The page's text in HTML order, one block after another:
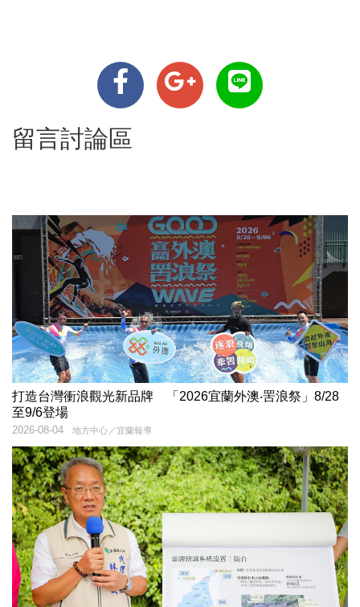
留言討論區
打造台灣衝浪觀光新品牌 「2026宜蘭外澳‧罟浪祭」8/28
至9/6登場
地方中心／宜蘭報導
2026-08-04